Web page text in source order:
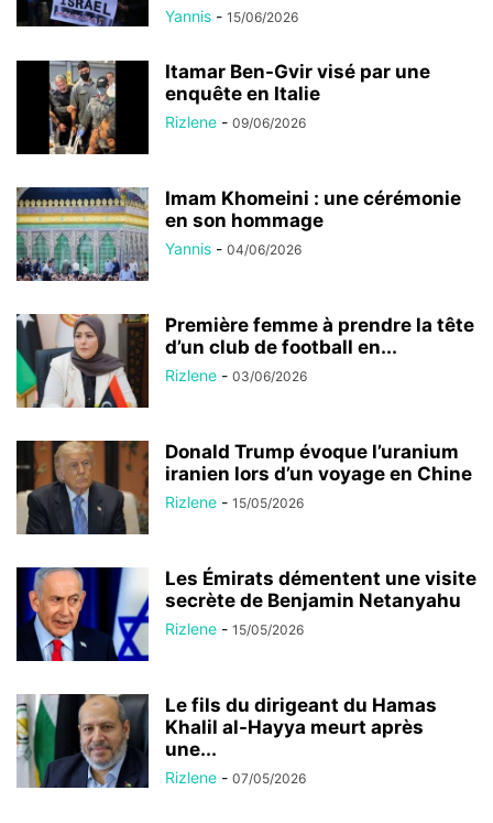
Yannis - 15/06/2026
Itamar Ben-Gvir visé par une
enquête en Italie
Rizlene - 09/06/2026
Imam Khomeini : une cérémonie
en son hommage
Yannis - 04/06/2026
Première femme à prendre la tête
d’un club de football en...
Rizlene - 03/06/2026
Donald Trump évoque l’uranium
iranien lors d’un voyage en Chine
Rizlene - 15/05/2026
Les Émirats démentent une visite
secrète de Benjamin Netanyahu
Rizlene - 15/05/2026
Le fils du dirigeant du Hamas
Khalil al-Hayya meurt après
une...
Rizlene - 07/05/2026